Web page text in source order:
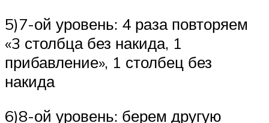
5)7-ой уровень: 4 раза повторяем
«3 столбца без накида, 1
прибавление», 1 столбец без
накида
6)8-ой уровень: берем другую